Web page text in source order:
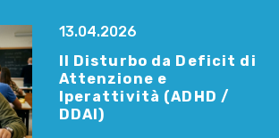
13.04.2026
Il Disturbo da Deficit di
Attenzione e
Iperattività (ADHD /
DDAI)